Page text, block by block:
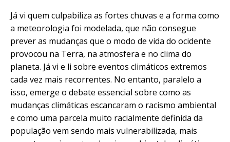
Já vi quem culpabiliza as fortes chuvas e a forma como
a meteorologia foi modelada, que não consegue
prever as mudanças que o modo de vida do ocidente
provocou na Terra, na atmosfera e no clima do
planeta. Já vi e li sobre eventos climáticos extremos
cada vez mais recorrentes. No entanto, paralelo a
isso, emerge o debate essencial sobre como as
mudanças climáticas escancaram o racismo ambiental
e como uma parcela muito racialmente definida da
população vem sendo mais vulnerabilizada, mais